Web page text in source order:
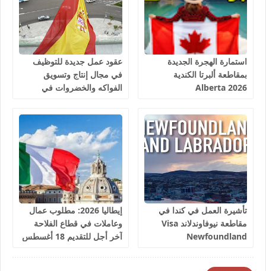
استمارة الهجرة الجديدة
بمقاطعة ألبرتا الكندية
Alberta 2026
عقود عمل جديدة للتوظيف
في مجال إنتاج وتسويق
الفواكه والخضروات في
تأشيرة العمل في كندا في
مقاطعة نيوفاوندلاند Visa
Newfoundland
إيطاليا 2026: مطلوب عمال
وعاملات في قطاع الفلاحة
آخر أجل للتقديم 18 أغسطس